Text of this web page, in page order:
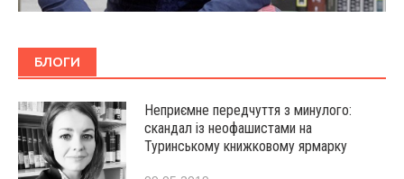
БЛОГИ
Неприємне передчуття з минулого:
скандал із неофашистами на
Туринському книжковому ярмарку